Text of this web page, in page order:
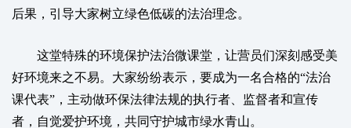
后果，引导大家树立绿色低碳的法治理念。
这堂特殊的环境保护法治微课堂，让营员们深刻感受美
好环境来之不易。大家纷纷表示，要成为一名合格的“法治
课代表”，主动做环保法律法规的执行者、监督者和宣传
者，自觉爱护环境，共同守护城市绿水青山。